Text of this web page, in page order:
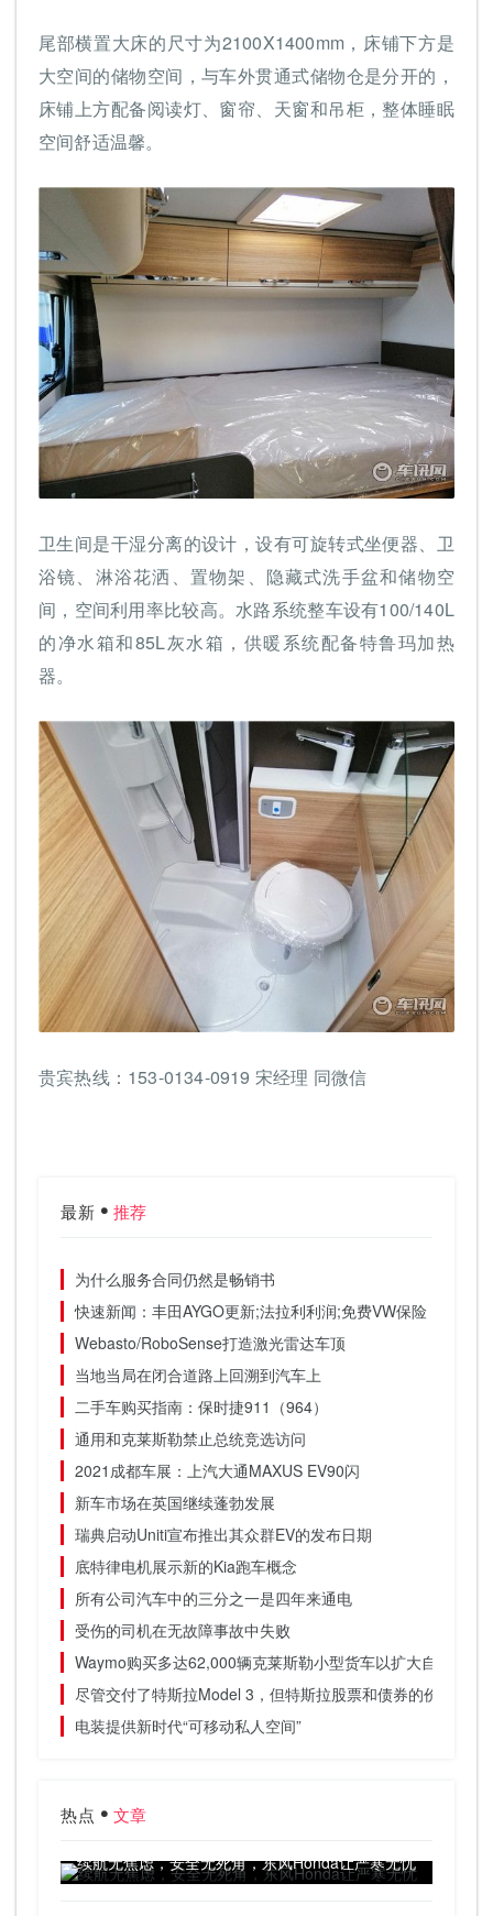
尾部横置大床的尺寸为2100X1400mm，床铺下方是
大空间的储物空间，与车外贯通式储物仓是分开的，
床铺上方配备阅读灯、窗帘、天窗和吊柜，整体睡眠
空间舒适温馨。
卫生间是干湿分离的设计，设有可旋转式坐便器、卫
浴镜、淋浴花洒、置物架、隐藏式洗手盆和储物空
间，空间利用率比较高。水路系统整车设有100/140L
的净水箱和85L灰水箱，供暖系统配备特鲁玛加热
器。
贵宾热线：153-0134-0919 宋经理 同微信
最新 推荐
为什么服务合同仍然是畅销书
快速新闻：丰田AYGO更新;法拉利利润;免费VW保险
Webasto/RoboSense打造激光雷达车顶
当地当局在闭合道路上回溯到汽车上
二手车购买指南：保时捷911（964）
通用和克莱斯勒禁止总统竞选访问
2021成都车展：上汽大通MAXUS EV90闪
新车市场在英国继续蓬勃发展
瑞典启动Uniti宣布推出其众群EV的发布日期
底特律电机展示新的Kia跑车概念
所有公司汽车中的三分之一是四年来通电
受伤的司机在无故障事故中失败
Waymo购买多达62,000辆克莱斯勒小型货车以扩大自动驾驶
尽管交付了特斯拉Model 3，但特斯拉股票和债券的价格跌至
电装提供新时代“可移动私人空间”
热点 文章
续航无焦虑，安全无死角，东风Honda让严寒无忧